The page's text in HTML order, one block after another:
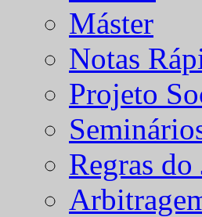
Máster
Notas
Projeto
Regras do